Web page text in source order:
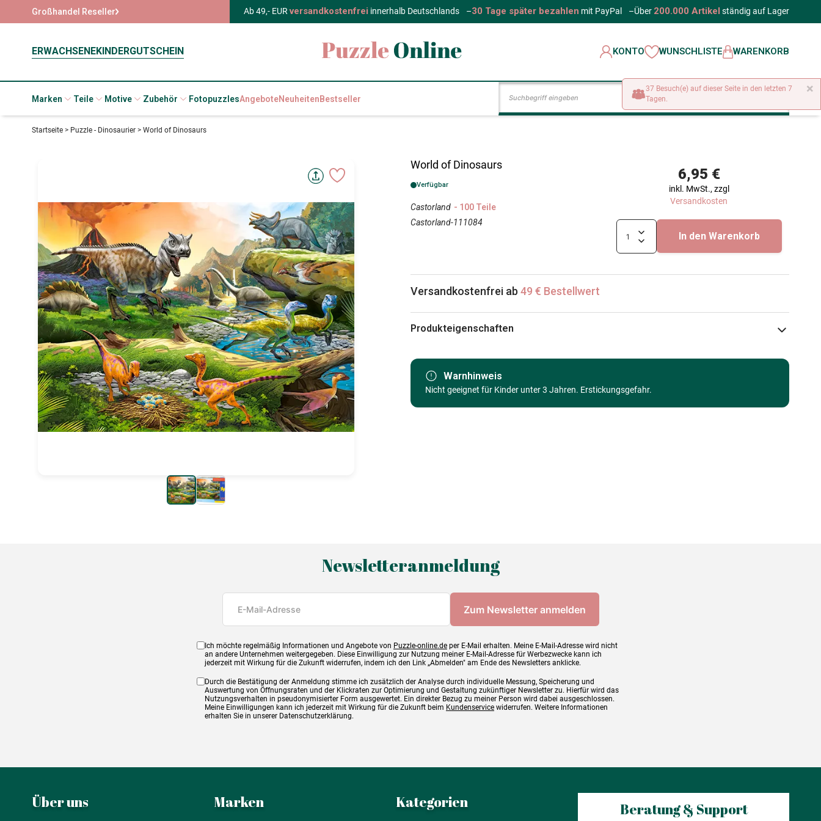
Großhandel Reseller Ab 49,- EURversandkostenfrei innerhalb Deutschlands –30 Tage später bezahlen mit PayPal –Über 200.000 Artikel ständig auf Lager
ERWACHSENEKINDERGUTSCHEIN KONTO WUNSCHLISTE WARENKORB
Marken Teile Motive Zubehör FotopuzzlesAngeboteNeuheitenBestseller
Startseite > Puzzle - Dinosaurier > World of Dinosaurs
World of Dinosaurs
Verfügbar
Castorland - 100 Teile
Castorland-111084
6,95 €
inkl. MwSt., zzgl
Versandkosten
In den Warenkorb
Versandkostenfrei ab 49 € Bestellwert
Produkteigenschaften
Kategorie
ab 6 Jahre (50 bis 100 Teile)
Warnhinweis
Nicht geeignet für Kinder unter 3 Jahren. Erstickungsgefahr.
Newsletteranmeldung
Ich möchte regelmäßig Informationen und Angebote von Puzzle-online.de per E-Mail erhalten. Meine E-Mail-Adresse wird nicht
an andere Unternehmen weitergegeben. Diese Einwilligung zur Nutzung meiner E-Mail-Adresse für Werbezwecke kann ich
jederzeit mit Wirkung für die Zukunft widerrufen, indem ich den Link „Abmelden" am Ende des Newsletters anklicke.
Durch die Bestätigung der Anmeldung stimme ich zusätzlich der Analyse durch individuelle Messung, Speicherung und
Auswertung von Öffnungsraten und der Klickraten zur Optimierung und Gestaltung zukünftiger Newsletter zu. Hierfür wird das
Nutzungsverhalten in pseudonymisierter Form ausgewertet. Ein direkter Bezug zu meiner Person wird dabei ausgeschlossen.
Meine Einwilligungen kann ich jederzeit mit Wirkung für die Zukunft beim Kundenservice widerrufen. Weitere Informationen
erhalten Sie in unserer Datenschutzerklärung.
Über uns Marken Kategorien Beratung & Support
×
37 Besuch(e) auf dieser Seite in den letzten 7
Tagen.